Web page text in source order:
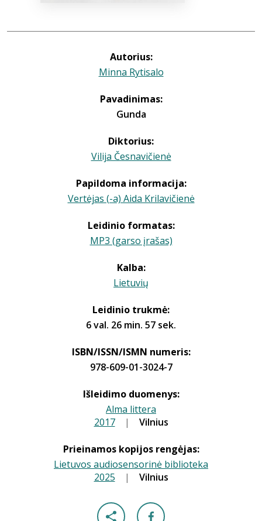
Autorius:
Minna Rytisalo
Pavadinimas:
Gunda
Diktorius:
Vilija Česnavičienė
Papildoma informacija:
Vertėjas (-a) Aida Krilavičienė
Leidinio formatas:
MP3 (garso įrašas)
Kalba:
Lietuvių
Leidinio trukmė:
6 val. 26 min. 57 sek.
ISBN/ISSN/ISMN numeris:
978-609-01-3024-7
Išleidimo duomenys:
Alma littera
2017 | Vilnius
Prieinamos kopijos rengėjas:
Lietuvos audiosensorinė biblioteka
2025 | Vilnius